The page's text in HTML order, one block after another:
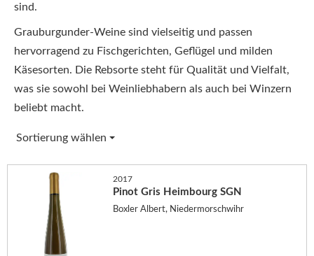
sind.
Grauburgunder-Weine sind vielseitig und passen
hervorragend zu Fischgerichten, Geflügel und milden
Käsesorten. Die Rebsorte steht für Qualität und Vielfalt,
was sie sowohl bei Weinliebhabern als auch bei Winzern
beliebt macht.
Sortierung wählen
2017
Pinot Gris Heimbourg SGN
Boxler Albert, Niedermorschwihr